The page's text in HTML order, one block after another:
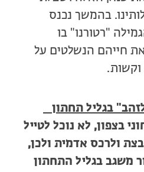
בהמשך נכנס
"רטורנו" בו
חייהם הנשלטים על
וקשות.
בגליל תחתון
בצפון, לא נוכל לטייל
ולרכס אדמית ולכן,
משגב בגליל התחתון